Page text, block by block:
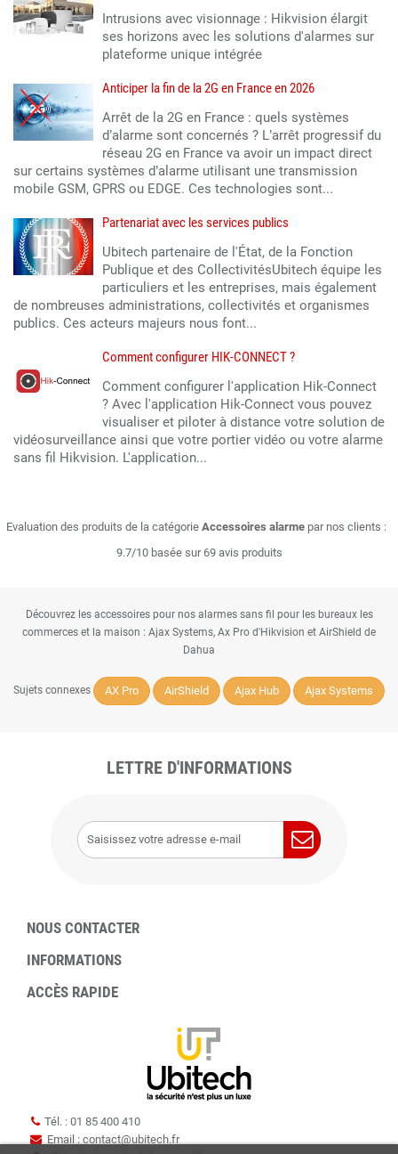
Intrusions avec visionnage : Hikvision élargit
ses horizons avec les solutions d'alarmes sur
plateforme unique intégrée
Anticiper la fin de la 2G en France en 2026
Arrêt de la 2G en France : quels systèmes
d’alarme sont concernés ? L’arrêt progressif du
réseau 2G en France va avoir un impact direct
sur certains systèmes d’alarme utilisant une transmission
mobile GSM, GPRS ou EDGE. Ces technologies sont...
Partenariat avec les services publics
Ubitech partenaire de l'État, de la Fonction
Publique et des CollectivitésUbitech équipe les
particuliers et les entreprises, mais également
de nombreuses administrations, collectivités et organismes
publics. Ces acteurs majeurs nous font...
Comment configurer HIK-CONNECT ?
Comment configurer l'application Hik-Connect
? Avec l'application Hik-Connect vous pouvez
visualiser et piloter à distance votre solution de
vidéosurveillance ainsi que votre portier vidéo ou votre alarme
sans fil Hikvision. L'application...
Evaluation des produits de la catégorie Accessoires alarme par nos clients :
9.7/10 basée sur 69 avis produits
Découvrez les accessoires pour nos alarmes sans fil pour les bureaux les
commerces et la maison : Ajax Systems, Ax Pro d'Hikvision et AirShield de
Dahua
Sujets connexes AX Pro AirShield Ajax Hub Ajax Systems
LETTRE D'INFORMATIONS
NOUS CONTACTER
INFORMATIONS
ACCÈS RAPIDE
Tél. : 01 85 400 410
Email : contact@ubitech.fr